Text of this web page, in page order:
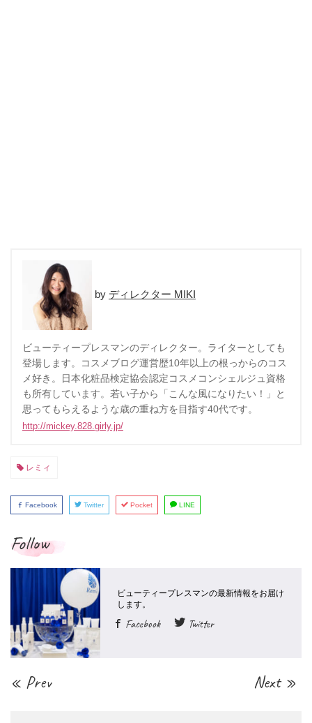
ディレクター MIKI
ビューティープレスマンのディレクター。ライターとしても
登場します。コスメブログ運営歴10年以上の根っからのコス
メ好き。日本化粧品検定協会認定コスメコンシェルジュ資格
も所有しています。若い子から「こんな風になりたい！」と
思ってもらえるような歳の重ね方を目指す40代です。
http://mickey.828.girly.jp/
レミィ
Facebook Twitter Pocket LINE
Follow
Facebook Twitter
« Prev Next »